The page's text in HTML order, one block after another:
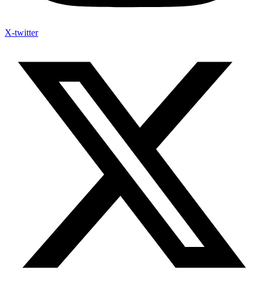
X-twitter